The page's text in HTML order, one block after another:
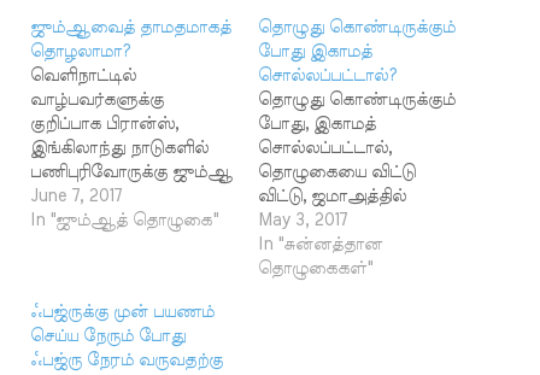
ஜும்ஆவைத் தாமதமாகத்
தொழலாமா?
வெளிநாட்டில்
வாழ்பவர்களுக்கு
குறிப்பாக பிரான்ஸ்,
இங்கிலாந்து நாடுகளில்
பணிபுரிவோருக்கு ஜும்ஆ
கிடைப்பது அரிது.
அதனால் வேலை
முன்னாலோ, பின்னாலோ
தொழுதால் ஜும்ஆ
கூடுமா? குறிப்பிட்ட மூன்று
June 7, 2017
In "ஜும்ஆத் தொழுகை"
தொழுது கொண்டிருக்கும்
போது இகாமத்
சொல்லப்பட்டால்?
தொழுது கொண்டிருக்கும்
போது, இகாமத்
சொல்லப்பட்டால்,
தொழுகையை விட்டு
விட்டு, ஜமாஅத்தில்
சேருவதா? அல்லது
தொழுகையை முடித்து
விட்டு ஜமாஅத்தில்
May 3, 2017
In "சுன்னத்தான
தொழுகைகள்"
ஃபஜ்ருக்கு முன் பயணம்
செய்ய நேரும் போது
ஃபஜ்ரு நேரம் வருவதற்கு